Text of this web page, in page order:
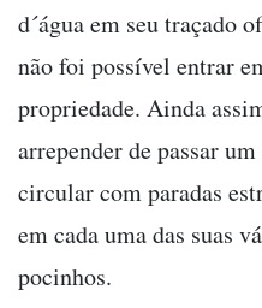
d´água em seu traçado
não foi possível entrar
propriedade. Ainda
arrepender de passar
circular com paradas
em cada uma das suas
pocinhos.